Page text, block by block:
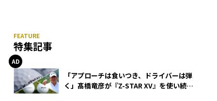
特集記事
「アプローチは食いつき、ドライバーは弾
く」髙橋竜彦が『Z-STAR XV』を使い続け